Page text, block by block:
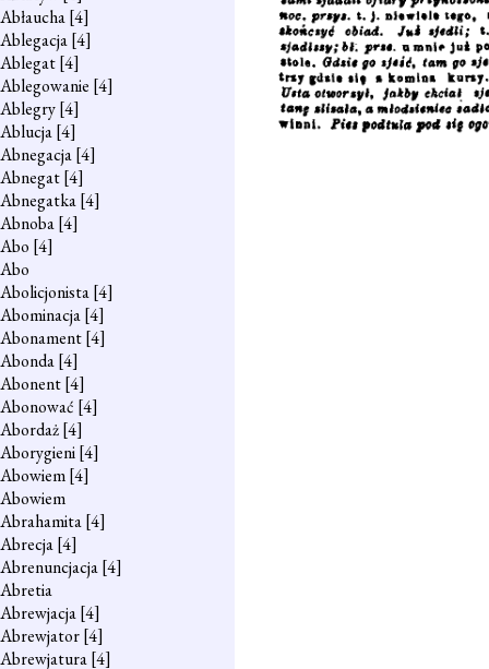
Abłaucha[4]
Ablegacja[4]
Ablegat[4]
Ablegowanie [4]
Ablegry[4]
Ablucja[4]
Abnegacja[4]
Abnegat[4]
Abnegatka[4]
Abnoba[4]
Abo [4]
Abo
Abolicjonista[4]
Abominacja[4]
Abonament[4]
Abonda[4]
Abonent[4]
Abonować [4]
Abordaż[4]
Aborygieni[4]
Abowiem[4]
Abowiem
Abrahamita[4]
Abrecja[4]
Abrenuncjacja[4]
Abretia
Abrewjacja[4]
Abrewjator[4]
Abrewjatura[4]